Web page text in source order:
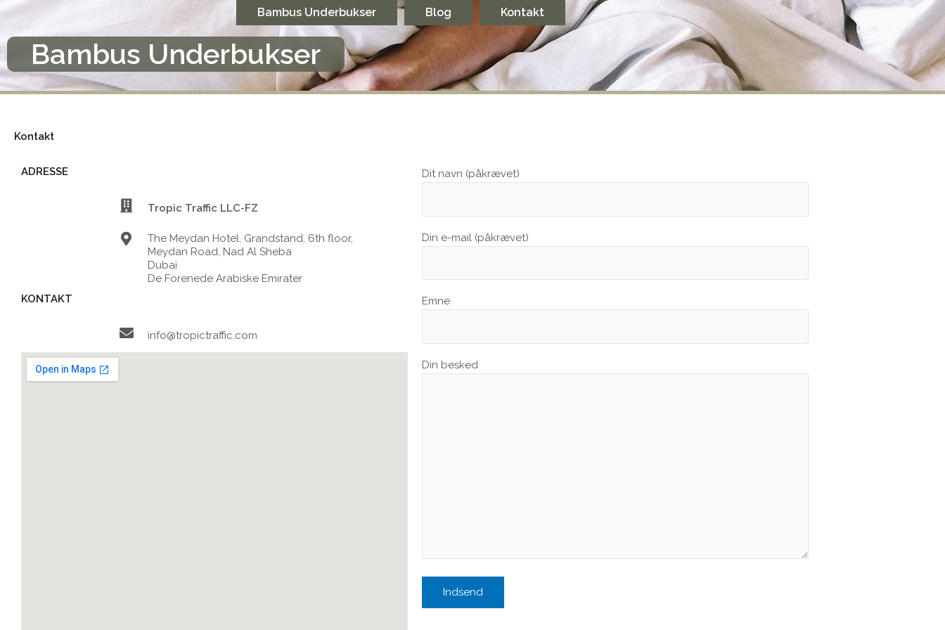
Gå
indholdet
Bambus Underbukser Blog Kontakt
Bambus Underbukser
Kontakt
ADRESSE
Tropic Traffic LLC-FZ
The Meydan Hotel, Grandstand, 6th floor,
Meydan Road, Nad Al Sheba
Dubai
De Forenede Arabiske Emirater
KONTAKT
info@tropictraffic.com
Dit navn (påkrævet)
Din e-mail (påkrævet)
Emne
Din besked